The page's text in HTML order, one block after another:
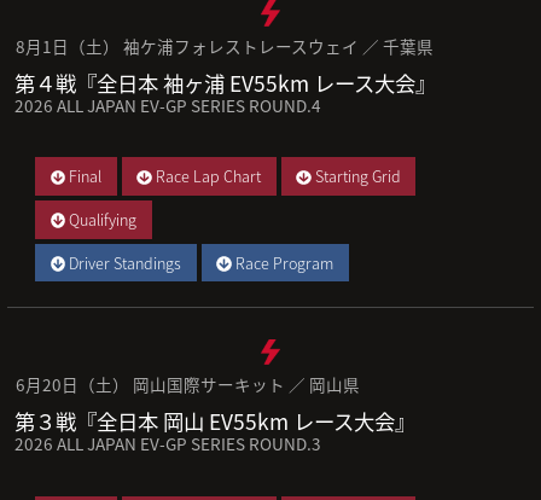
8月1日（土） 袖ケ浦フォレストレースウェイ ／ 千葉県
第４戦『全日本 袖ヶ浦 EV55km レース大会』
2026 ALL JAPAN EV-GP SERIES ROUND.4
Final Race Lap Chart
Starting Grid
Qualifying
Driver Standings
Race Program
6月20日（土） 岡山国際サーキット ／ 岡山県
第３戦『全日本 岡山 EV55km レース大会』
2026 ALL JAPAN EV-GP SERIES ROUND.3